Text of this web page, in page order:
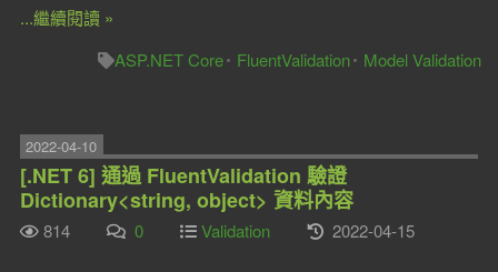
...繼續閱讀 »
ASP.NET Core
FluentValidation Model Validation
2022-04-10
[.NET 6] 通過 FluentValidation 驗證
Dictionary<string, object> 資料內容
814 0 Validation 2022-04-15